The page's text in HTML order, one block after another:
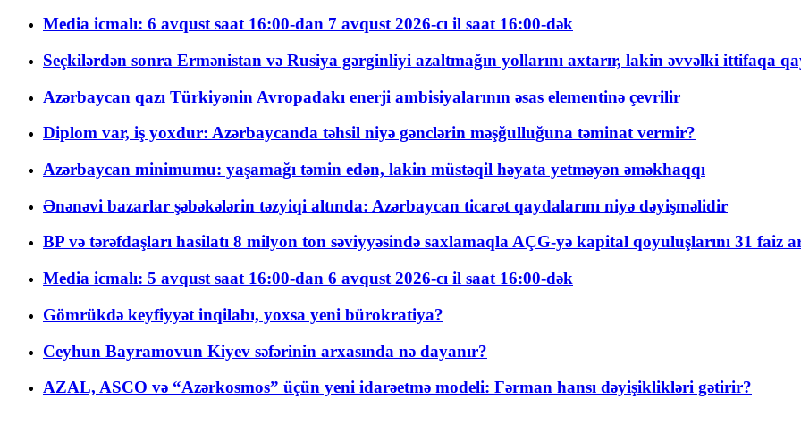
Media icmalı: 6 avqust saat 16:00-dan 7 avqust 2026-cı il saat 16:00-dək
Seçkilərdən sonra Ermənistan və Rusiya gərginliyi azaltmağın yollarını axtarır, lakin əvvəlki ittifaqa
Azərbaycan qazı Türkiyənin Avropadakı enerji ambisiyalarının əsas elementinə çevrilir
Diplom var, iş yoxdur: Azərbaycanda təhsil niyə gənclərin məşğulluğuna təminat vermir?
Azərbaycan minimumu: yaşamağı təmin edən, lakin müstəqil həyata yetməyən əməkhaqqı
Ənənəvi bazarlar şəbəkələrin təzyiqi altında: Azərbaycan ticarət qaydalarını niyə dəyişməlidir
BP və tərəfdaşları hasilatı 8 milyon ton səviyyəsində saxlamaqla AÇG-yə kapital qoyuluşlarını 31 faiz
Media icmalı: 5 avqust saat 16:00-dan 6 avqust 2026-cı il saat 16:00-dək
Gömrükdə keyfiyyət inqilabı, yoxsa yeni bürokratiya?
Ceyhun Bayramovun Kiyev səfərinin arxasında nə dayanır?
AZAL, ASCO və “Azərkosmos” üçün yeni idarəetmə modeli: Fərman hansı dəyişiklikləri gətirir?